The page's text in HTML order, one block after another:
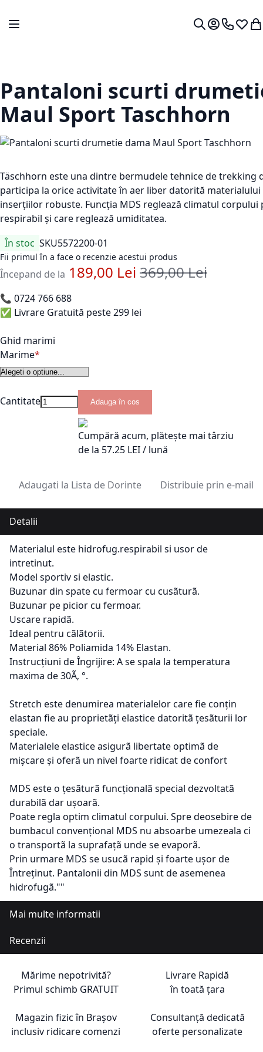
Comutare în navigare
Contul meu.
0724 766
Lista
Pantaloni scurti
Maul Sport Taschhorn
Täschhorn este una dintre bermudele tehnice de trekking
participa la orice activitate în aer liber datorită
inserțiilor robuste. Funcția MDS reglează climatul
respirabil și care reglează umiditatea.
În stoc SKU5572200-01
Fii primul în a face o recenzie acestui produs
Începand de la 189,00 Lei Pret standard
369,00 Lei
📞 0724 766 688
✅ Livrare Gratuită peste 299 lei
Ghid marimi
Marime
Cantitate Adauga în cos
Cumpără acum, plătește mai târziu
de la 57.25 LEI / lună
Adaugati la Lista de Dorinte Distribuie prin e-mail
Detalii
Materialul este hidrofug.respirabil si usor de
intretinut.
Model sportiv si elastic.
Buzunar din spate cu fermoar cu cusãturã.
Buzunar pe picior cu fermoar.
Uscare rapidã.
Ideal pentru cãlãtorii.
Material 86% Poliamida 14% Elastan.
Instrucțiuni de Îngrijire: A se spala la temperatura
maxima de 30Ã‚ °.
Stretch este denumirea materialelor care fie conțin
elastan fie au proprietãți elastice datoritã țesãturii lor
speciale.
Materialele elastice asigurã libertate optimã de
mișcare și oferã un nivel foarte ridicat de confort
MDS este o țesãturã funcționalã special dezvoltatã
durabilã dar ușoarã.
Poate regla optim climatul corpului. Spre deosebire de
bumbacul convențional MDS nu absoarbe umezeala ci
o transportã la suprafațã unde se evaporã.
Prin urmare MDS se usucã rapid și foarte ușor de
Întreținut. Pantalonii din MDS sunt de asemenea
hidrofugã.""
Mai multe informatii
Recenzii
Mărime nepotrivită?
Primul schimb GRATUIT
Livrare Rapidă
în toată țara
Magazin fizic în Brașov
inclusiv ridicare comenzi
Consultanță dedicată
oferte personalizate